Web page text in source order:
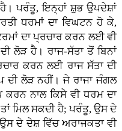
ਪਰੰਤੂ, ਇਨ੍ਹਾਂ ਸ਼ੁਭ ਉਪਦੇਸ਼ਾਂ
ਧਰਮਾਂ ਦਾ ਵਿਘਟਨ ਹੋ ਕੇ,
ਦਾ ਪ੍ਰਚਾਰ ਕਰਨ ਲਈ ਵੀ
ਲੋੜ ਹੈ। ਰਾਜ-ਸੱਤਾ ਤੋਂ ਬਿਨਾਂ
ਕਰਨ ਲਈ ਰਾਜ ਸੱਤਾ ਦੀ
ਲੋੜ ਨਹੀਂ। ਜੇ ਰਾਜਾ ਜੰਗਲ
ਨਾਲ ਕਿਸੇ ਵੀ ਧਰਮ ਦਾ
ਮਿਲ ਸਕਦੀ ਹੈ; ਪਰੰਤੂ, ਉਸ ਦੇ
ਦੇ ਦੇਸ਼ ਵਿੱਚ ਅਰਾਜਕਤਾ ਵੀ